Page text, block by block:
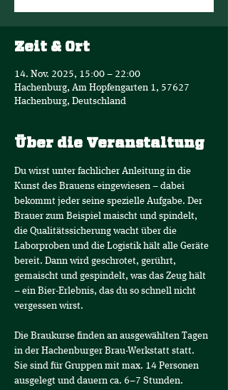
Zeit & Ort
14. Nov. 2025, 15:00 – 22:00
Hachenburg, Am Hopfengarten 1, 57627
Hachenburg, Deutschland
Über die Veranstaltung
Du wirst unter fachlicher Anleitung in die
Kunst des Brauens eingewiesen – dabei
bekommt jeder seine spezielle Aufgabe. Der
Brauer zum Beispiel maischt und spindelt,
die Qualitätssicherung wacht über die
Laborproben und die Logistik hält alle Geräte
bereit. Dann wird geschrotet, gerührt,
gemaischt und gespindelt, was das Zeug hält
– ein Bier-Erlebnis, das du so schnell nicht
vergessen wirst.
Die Braukurse finden an ausgewählten Tagen
in der Hachenburger Brau-Werkstatt statt.
Sie sind für Gruppen mit max. 14 Personen
ausgelegt und dauern ca. 6–7 Stunden.